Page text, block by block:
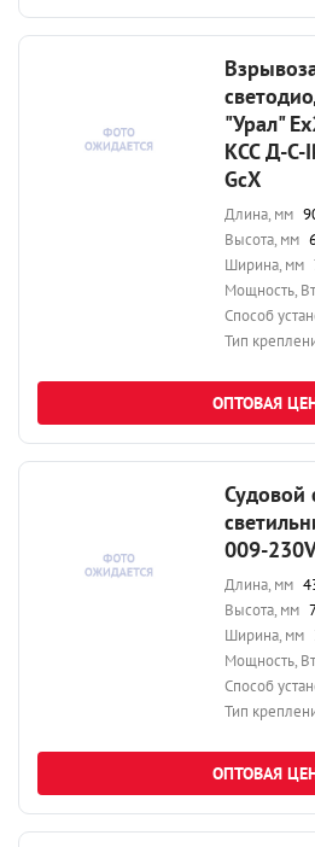
"Урал"
КСС Д-С-
GcX
Длина, мм
Высота, мм
Ширина, мм
Мощность, Вт
Способ
Тип
ОПТОВАЯ
Судовой
009-
Длина, мм
Высота, мм
Ширина, мм
Мощность, Вт
Способ
Тип
ОПТОВАЯ